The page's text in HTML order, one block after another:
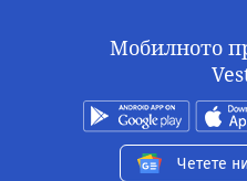
Мобилното
Четете